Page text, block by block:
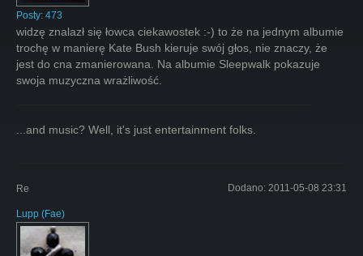
Posty: 473
widzę znalazł się łowca ciekawostek :-) to że na jednym albumie
trochę w manierę Kate Bush kieruje swój głos, nie znaczy, że
jest do cna zmanierowana. Na albumie Sleepwalk pokazuje
swoja muzyczna wrażliwość.
...and music? Well, it's just entertainment folks.
Re Dodano: 2011-05-08 23:31
Lupp (Fae)